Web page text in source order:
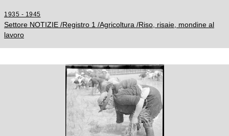
1935 - 1945
Settore NOTIZIE /Registro 1 /Agricoltura /Riso, risaie, mondine al
lavoro